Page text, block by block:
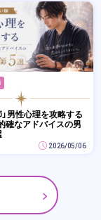
」男性心理を攻略する
確なアドバイスの男
2026/05/06